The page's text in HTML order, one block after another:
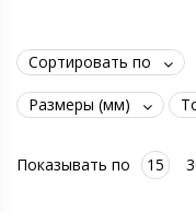
Сортировать по
Размеры (мм)
Показывать по 15